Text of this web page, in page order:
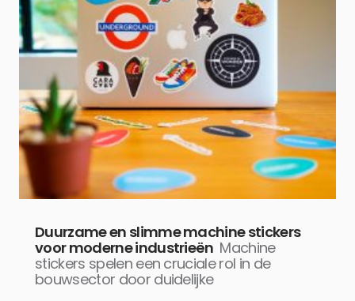
Duurzame en slimme machine stickers
voor moderne industrieën Machine
stickers spelen een cruciale rol in de
bouwsector door duidelijke